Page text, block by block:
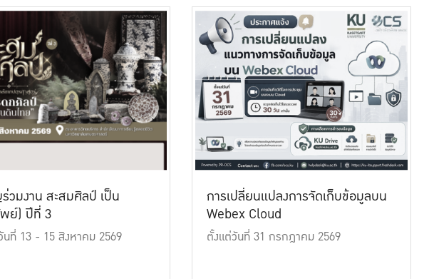
วมงาน สะสมศิลป์ เป็น
ย์) ปีที่ 3
นที่ 13 - 15 สิงหาคม 2569
การเปลี่ยนแปลงการจัดเก็บข้อมูลบน
Webex Cloud
ตั้งแต่วันที่ 31 กรกฎาคม 2569